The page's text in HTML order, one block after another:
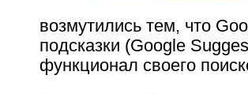
возмутились тем, что
подсказки (Google
функционал своего